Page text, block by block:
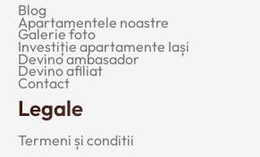
Blog
Apartamentele noastre
Galerie foto
Investiție apartamente Iași
Devino ambasador
Devino afiliat
Contact
Legale
Termeni și conditii